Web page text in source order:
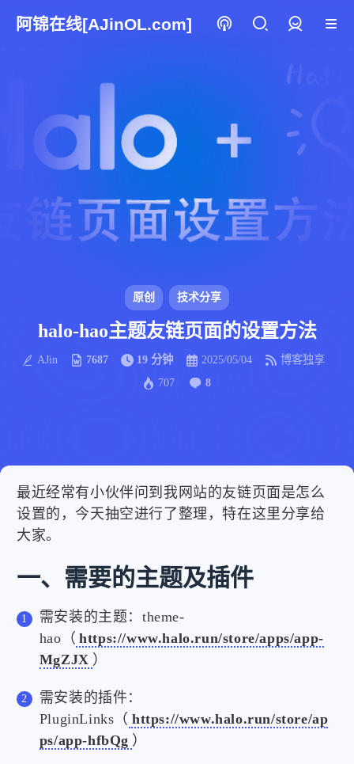
阿锦在线[AJinOL.com]
原创 技术分享
halo-hao主题友链页面的设置方法
AJin 7687 19 分钟 2025/05/04
博客独享
707
8
最近经常有小伙伴问到我网站的友链页面是怎么
设置的，今天抽空进行了整理，特在这里分享给
大家。
一、需要的主题及插件
需安装的主题：theme-
hao（ https://www.halo.run/store/apps/app-
MgZJX ）
需安装的插件：
PluginLinks（ https://www.halo.run/store/ap
ps/app-hfbQg ）